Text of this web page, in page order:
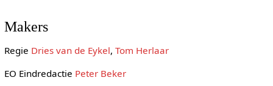
Makers
Regie Dries van de Eykel, Tom Herlaar
EO Eindredactie Peter Beker